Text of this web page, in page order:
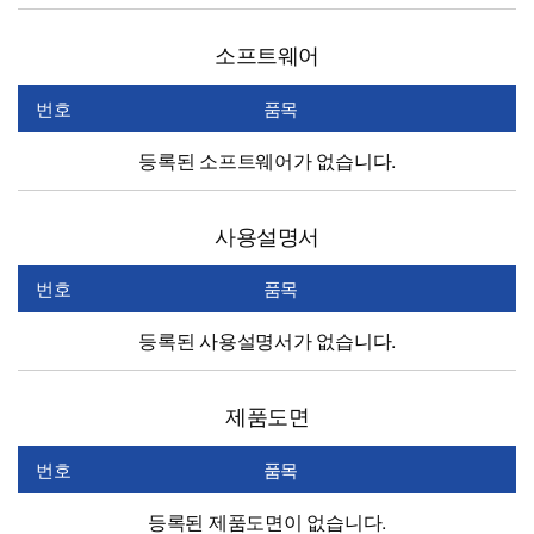
소프트웨어
번호 품목
등록된 소프트웨어가 없습니다.
사용설명서
번호 품목
등록된 사용설명서가 없습니다.
제품도면
번호 품목
등록된 제품도면이 없습니다.